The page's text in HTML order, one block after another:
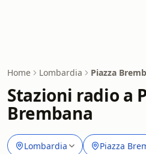
Home Lombardia Piazza
Stazioni radio a
Brembana
Lombardia Piazza